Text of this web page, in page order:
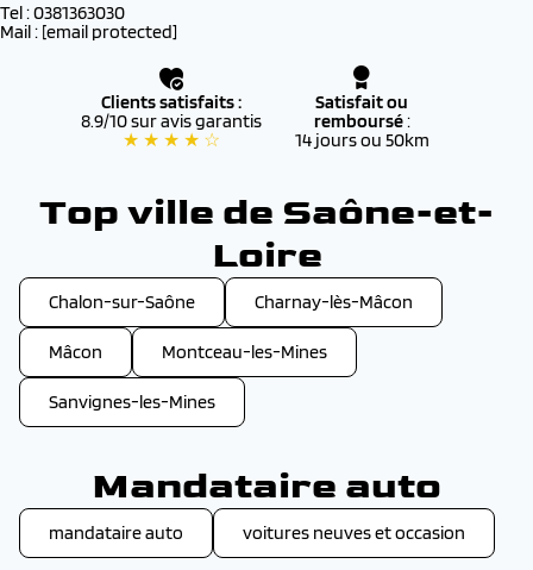
Tel : 0381363030
Mail : [email protected]
Clients satisfaits :
8.9/10 sur avis garantis
★ ★ ★ ★ ☆
Satisfait ou
remboursé:
14 jours ou 50km
Top ville de Saône-et-
Loire
Chalon-sur-Saône Charnay-lès-Mâcon
Mâcon Montceau-les-Mines
Sanvignes-les-Mines
Mandataire auto
mandataire auto voitures neuves et occasion